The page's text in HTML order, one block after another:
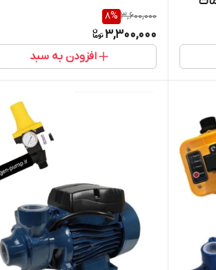
3,600,000
8%
3,300,000
افزودن به سبد